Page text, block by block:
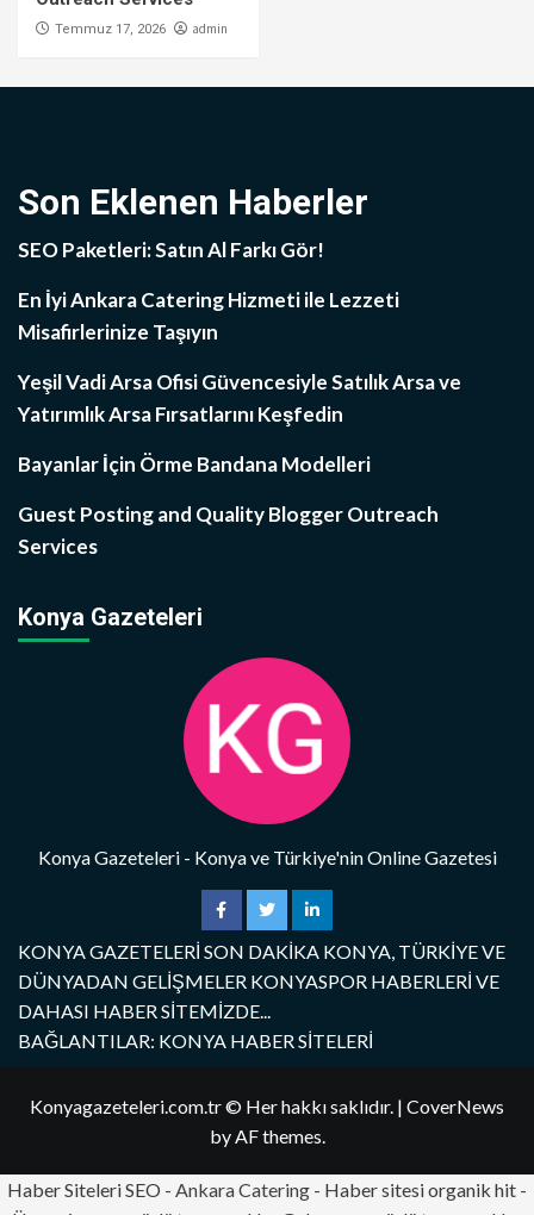
Temmuz 17, 2026 admin
Son Eklenen Haberler
SEO Paketleri: Satın Al Farkı Gör!
En İyi Ankara Catering Hizmeti ile Lezzeti
Misafirlerinize Taşıyın
Yeşil Vadi Arsa Ofisi Güvencesiyle Satılık Arsa ve
Yatırımlık Arsa Fırsatlarını Keşfedin
Bayanlar İçin Örme Bandana Modelleri
Guest Posting and Quality Blogger Outreach
Services
Konya Gazeteleri
Konya Gazeteleri - Konya ve Türkiye'nin Online Gazetesi
KONYA GAZETELERİ SON DAKİKA KONYA, TÜRKİYE VE
DÜNYADAN GELİŞMELER KONYASPOR HABERLERİ VE
DAHASI HABER SİTEMİZDE...
BAĞLANTILAR: KONYA HABER SİTELERİ
Konyagazeteleri.com.tr © Her hakkı saklıdır. | CoverNews
by AF themes.
Haber Siteleri SEO - Ankara Catering - Haber sitesi organik hit -